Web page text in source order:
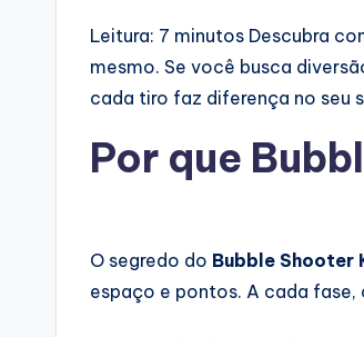
Leitura: 7 minutos Descubra
mesmo. Se você busca
cada tiro faz diferença no seu
Por que
O segredo do Bubble Shooter
espaço e pontos. A cada